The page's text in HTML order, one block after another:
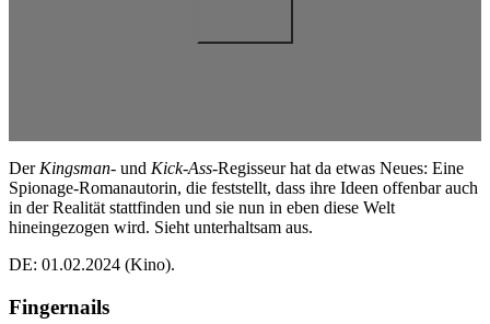
DerKingsman- und Kick-Ass-Regisseur hat da etwas Neues: Eine
Spionage-Romanautorin, die feststellt, dass ihre Ideen offenbar auch
in der Realität stattfinden und sie nun in eben diese Welt
hineingezogen wird. Sieht unterhaltsam aus.
DE: 01.02.2024 (Kino).
Fingernails